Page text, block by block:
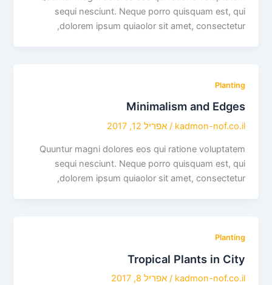
sequi nesciunt. Neque porro quisquam est, qui
dolorem ipsum quiaolor sit amet, consectetur,
Planting
Minimalism and Edges
kadmon-nof.co.il
/אפריל 12, 2017
Quuntur magni dolores eos qui ratione voluptatem
sequi nesciunt. Neque porro quisquam est, qui
dolorem ipsum quiaolor sit amet, consectetur,
Planting
Tropical Plants in City
kadmon-nof.co.il
/אפריל 8, 2017